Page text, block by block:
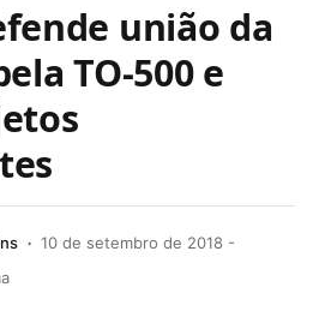
união da
TO-500 e
10 de setembro de 2018 -